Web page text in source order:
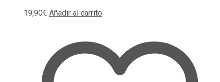
19,90€ Añadir al carrito